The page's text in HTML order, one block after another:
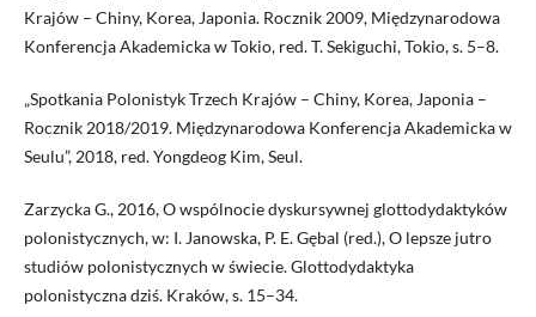
Krajów – Chiny, Korea, Japonia. Rocznik 2009, Międzynarodowa
Konferencja Akademicka w Tokio, red. T. Sekiguchi, Tokio, s. 5–8.
„Spotkania Polonistyk Trzech Krajów – Chiny, Korea, Japonia –
Rocznik 2018/2019. Międzynarodowa Konferencja Akademicka w
Seulu”, 2018, red. Yongdeog Kim, Seul.
Zarzycka G., 2016, O wspólnocie dyskursywnej glottodydaktyków
polonistycznych, w: I. Janowska, P. E. Gębal (red.), O lepsze jutro
studiów polonistycznych w świecie. Glottodydaktyka
polonistyczna dziś. Kraków, s. 15–34.